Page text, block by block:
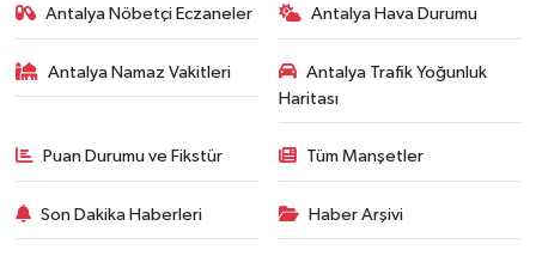
Antalya Nöbetçi Eczaneler Antalya Hava Durumu
Antalya Namaz Vakitleri
Antalya Trafik Yoğunluk
Haritası
Puan Durumu ve Fikstür Tüm Manşetler
Son Dakika Haberleri Haber Arşivi